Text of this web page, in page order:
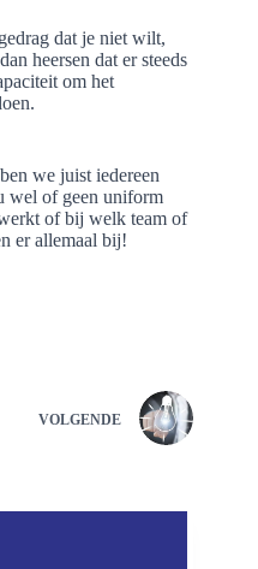
dat je niet wilt,
heersen dat er steeds
om het
we juist iedereen
wel of geen uniform
of bij welk team of
er allemaal bij!
VOLGENDE